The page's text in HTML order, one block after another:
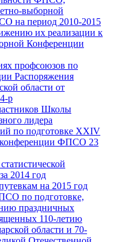
выборной
на период 2010-2015
их реализации к
Конференции
профсоюзов по
Распоряжения
области от
р
Школы
лидера
по подготовке XXIV
конференции ФПСО 23
2014 год
на 2015 год
по подготовке,
праздничных
110-летию
области и 70-